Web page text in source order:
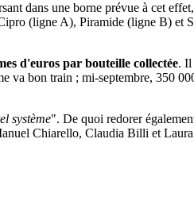
dans une borne prévue à cet
(ligne A), Piramide (ligne B) et
d'euros par bouteille collectée. Il
va bon train ; mi-septembre, 350
système". De quoi redorer
Chiarello, Claudia Billi et